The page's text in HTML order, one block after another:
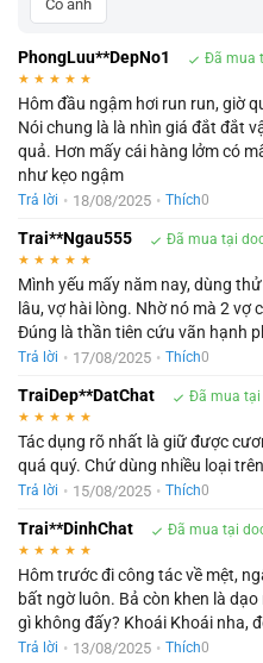
Có ảnh
PhongLuu**DepNo1 Đã mua
★ ★ ★ ★ ★
Hôm đầu ngậm hơi run run, giờ
Nói chung là là nhìn giá đắt đắt
quả. Hơn mấy cái hàng lởm có
như kẹo ngậm
Trả lời • 18/08/2025 • Thích0
Trai**Ngau555 Đã mua tại
★ ★ ★ ★ ★
Mình yếu mấy năm nay, dùng
lâu, vợ hài lòng. Nhờ nó mà 2 vợ
Đúng là thần tiên cứu vãn hạnh
Trả lời • 17/08/2025 • Thích0
TraiDep**DatChat Đã mua tại
★ ★ ★ ★ ★
Tác dụng rõ nhất là giữ được
quá quý. Chứ dùng nhiều loại
Trả lời • 15/08/2025 • Thích0
Trai**DinhChat Đã mua tại
★ ★ ★ ★ ★
Hôm trước đi công tác về mệt,
bất ngờ luôn. Bả còn khen là
gì không đấy? Khoái Khoái nha,
Trả lời • 13/08/2025 • Thích0